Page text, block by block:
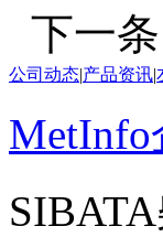
下一条
公司动态|产品资讯|